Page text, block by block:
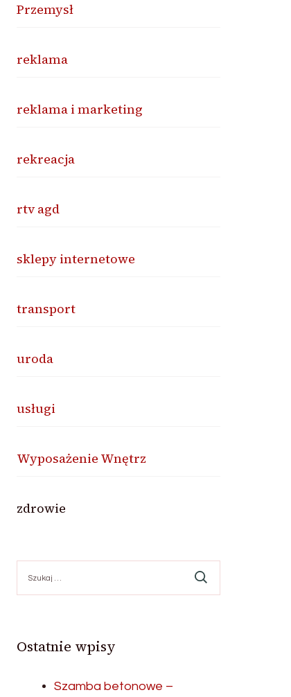
Przemysł
reklama
reklama i marketing
rekreacja
rtv agd
sklepy internetowe
transport
uroda
usługi
Wyposażenie Wnętrz
zdrowie
Ostatnie wpisy
Szamba betonowe –